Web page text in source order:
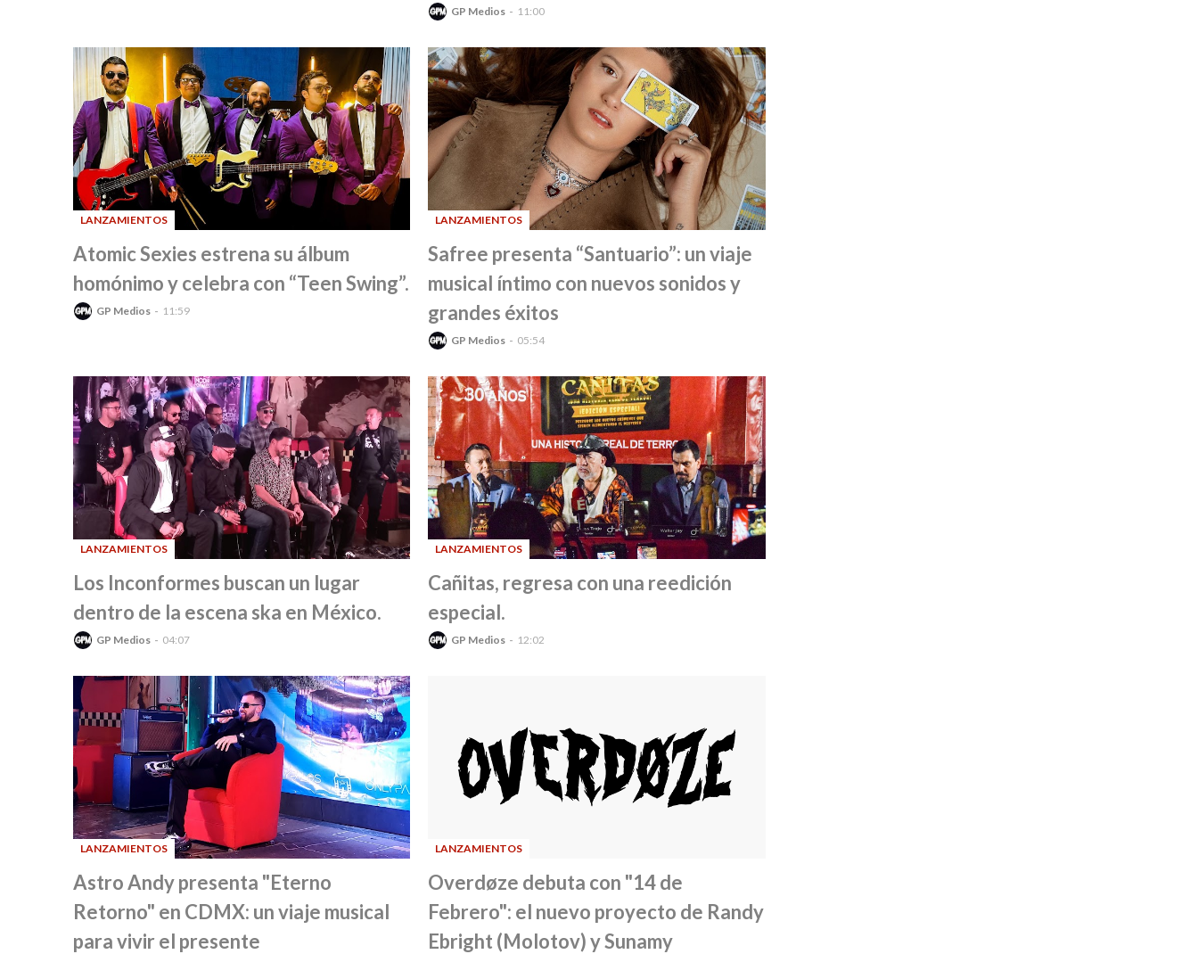
GP Medios 11:00
LANZAMIENTOS
Atomic Sexies estrena su álbum
homónimo y celebra con “Teen Swing”.
GP Medios 11:59
LANZAMIENTOS
Safree presenta “Santuario”: un viaje
musical íntimo con nuevos sonidos y
grandes éxitos
GP Medios 05:54
LANZAMIENTOS
Los Inconformes buscan un lugar
dentro de la escena ska en México.
GP Medios 04:07
LANZAMIENTOS
Cañitas, regresa con una reedición
especial.
GP Medios 12:02
LANZAMIENTOS
Astro Andy presenta "Eterno
Retorno" en CDMX: un viaje musical
para vivir el presente
LANZAMIENTOS
Overdøze debuta con "14 de
Febrero": el nuevo proyecto de Randy
Ebright (Molotov) y Sunamy